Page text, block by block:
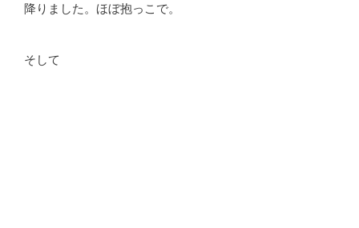
降りました。ほぼ抱っこで。
そして